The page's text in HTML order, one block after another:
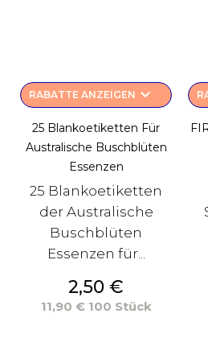
RABATTE ANZEIGEN keyboard_arrow_down
25 Blankoetiketten Für
Australische Buschblüten
Essenzen
25 Blankoetiketten
der Australische
Buschblüten
Essenzen für...
Preis
2,50 €
11,90 € 100 Stück